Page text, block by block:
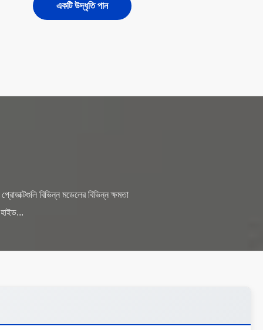
একটি উদ্ধৃতি পান
বিভিন্ন মডেলের বিভিন্ন ক্ষমতা